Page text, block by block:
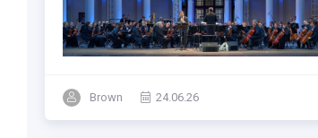
Brown 24.06.26